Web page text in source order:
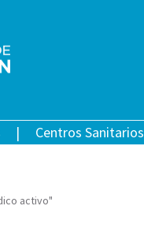
Centros Sanitarios
activo"